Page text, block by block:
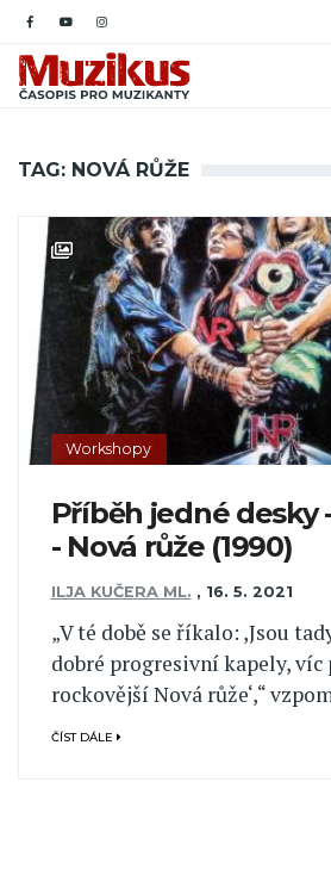
TAG: NOVÁ RŮŽE
Workshopy
Příběh jedné desky
- Nová růže (1990)
ILJA KUČERA ML. , 16. 5. 2021
„V té době se říkalo: ,Jsou
dobré progresivní kapely, víc
rockovější Nová růže‘,“
ČÍST DÁLE